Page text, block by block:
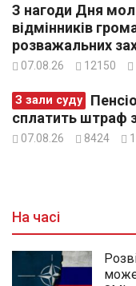
З нагоди Дня
відмінників
розважальних
07.08.26 12150
З зали суду
сплатить штраф
07.08.26 8424 1
На часі